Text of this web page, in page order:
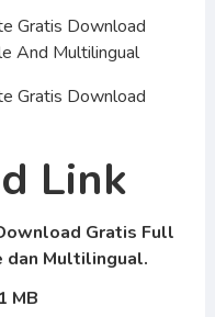
Link
Gratis Full
dan Multilingual.
MB